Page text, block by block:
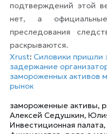
подтверждений этой
нет, а
преследования
раскрываются.
Xrust: Силовики пришли
задержание
замороженных активов
рынок
замороженные активы,
Алексей Седушкин,
Инвестиционная палата,